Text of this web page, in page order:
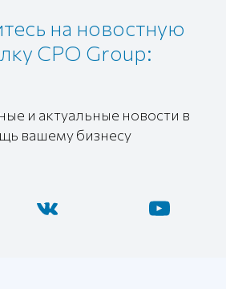
на новостную
CPO Group:
и актуальные новости в
вашему бизнесу